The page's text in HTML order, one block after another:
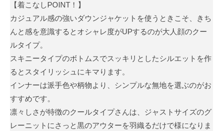
【着こなしPOINT！】
カジュアル感の強いダウンジャケットを使うときこそ、きち
んと感を意識するとオシャレ度がUPするのが大人顔のクー
ルタイプ。
スキニータイプのボトムスでスッキリとしたシルエットを作
るとスタイリッシュにキマります。
インナーは派手色や柄物より、シンプルな無地を選ぶのがお
すすめです。
凛々しさが特徴のクールタイプさんは、ジャストサイズのグ
レーニットにさっと黒のアウターを羽織るだけで様になりま